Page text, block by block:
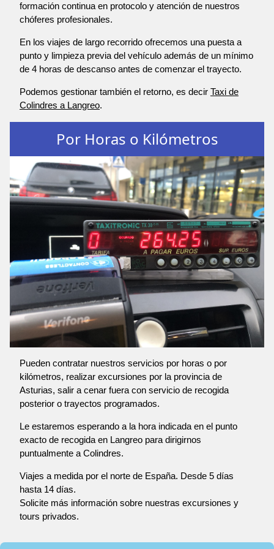
formación continua en protocolo y atención de nuestros
chóferes profesionales.
En los viajes de largo recorrido ofrecemos una puesta a
punto y limpieza previa del vehículo además de un mínimo
de 4 horas de descanso antes de comenzar el trayecto.
Podemos gestionar también el retorno, es decir Taxi de
Colindres a Langreo.
Por Horas o Kilómetros
Pueden contratar nuestros servicios por horas o por
kilómetros, realizar excursiones por la provincia de
Asturias, salir a cenar fuera con servicio de recogida
posterior o trayectos programados.
Le estaremos esperando a la hora indicada en el punto
exacto de recogida en Langreo para dirigirnos
puntualmente a Colindres.
Viajes a medida por el norte de España. Desde 5 días
hasta 14 días.
Solicite más información sobre nuestras excursiones y
tours privados.